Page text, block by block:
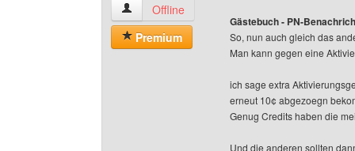
nndesign Benutzer-Profile anzeigen
Offline
Premium
Gästebuch - PN-
So, nun auch gleich das
Man kann gegen eine
ich sage extra
erneut 10¢ abgezoegn
Genug Credits haben die
Und die anderen sollten